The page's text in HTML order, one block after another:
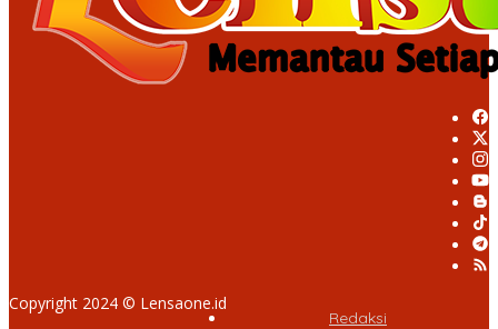
Copyright 2024 © Lensaone.id
Redaksi